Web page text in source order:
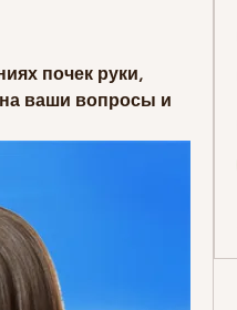
почек руки,
ваши вопросы и